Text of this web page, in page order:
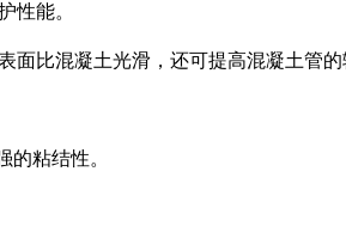
性能。
比混凝土光滑，还可提高混凝土管的
的粘结性。